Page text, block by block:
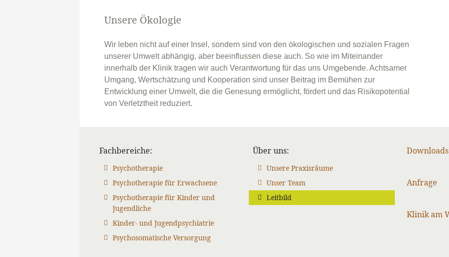
Unsere Ökologie
Wir leben nicht auf einer Insel, sondern sind von den ökologischen und sozialen Fragen
unserer Umwelt abhängig, aber beeinflussen diese auch. So wie im Miteinander
innerhalb der Klinik tragen wir auch Verantwortung für das uns Umgebende. Achtsamer
Umgang, Wertschätzung und Kooperation sind unser Beitrag im Bemühen zur
Entwicklung einer Umwelt, die die Genesung ermöglicht, fördert und das Risikopotential
von Verletztheit reduziert.
Fachbereiche
Psychotherapie
Psychotherapie für Erwachsene
Psychotherapie für Kinder und
Jugendliche
Kinder- und Jugendpsychiatrie
Psychosomatische Versorgung
Über uns
Unsere Praxisräume
Unser Team
Leitbild
Downloads
Anfrage
Klinik am